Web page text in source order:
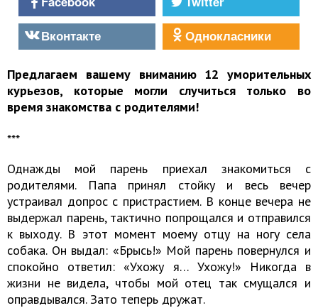
Вконтакте
Однокласники
Предлагаем вашему вниманию 12 уморительных
курьезов, которые могли случиться только во
время знакомства с родителями!
***
Однажды мой парень приехал знакомиться с
родителями. Папа принял стойку и весь вечер
устраивал допрос с пристрастием. В конце вечера не
выдержал парень, тактично попрощался и отправился
к выходу. В этот момент моему отцу на ногу села
собака. Он выдал: «Брысь!» Мой парень повернулся и
спокойно ответил: «Ухожу я… Ухожу!» Никогда в
жизни не видела, чтобы мой отец так смущался и
оправдывался. Зато теперь дружат.